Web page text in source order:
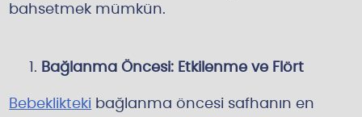
bahsetmek mümkün.
Bağlanma Öncesi: Etkilenme ve Flört
Bebeklikteki bağlanma öncesi safhanın en